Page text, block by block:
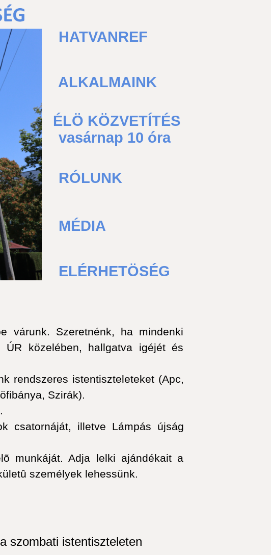
ALKALMAINK
RÓLUNK
MÉDIA
HATVANREF
várunk. Szeretnénk, ha mindenki
közelében, hallgatva igéjét és
rendszeres istentiszteleteket (Apc,
Szirák).
csatornáját, illetve Lámpás újság
munkáját. Adja lelki ajándékait a
személyek lehessünk.
szombati istentiszteleten
ELÉRHETÖSÉG
ÉLÖ KÖZVETÍTÉS
vasárnap 10 óra